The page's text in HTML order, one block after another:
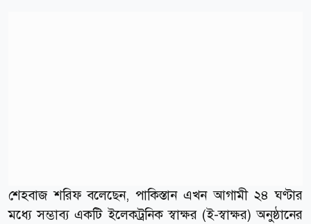
শেহবাজ শরিফ বলেছেন, পাকিস্তান এখন আগামী ২৪ ঘণ্টার
মধ্যে সম্ভাব্য একটি ইলেকট্রনিক স্বাক্ষর (ই-স্বাক্ষর) অনুষ্ঠানের